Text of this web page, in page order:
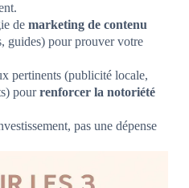
de marketing de contenu
guides) pour prouver votre
pertinents (publicité locale,
pourrenforcer la notoriété
pas une dépense